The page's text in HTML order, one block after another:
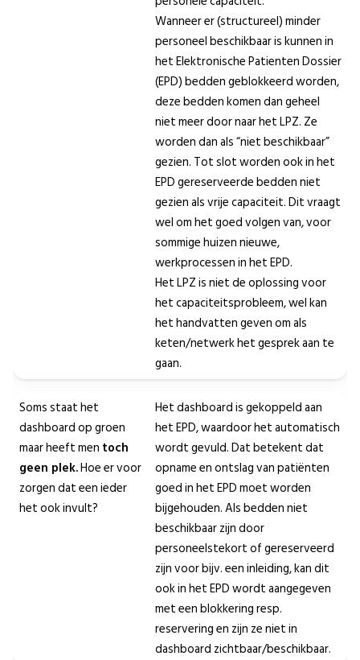
Wanneer er (structureel) minder
personeel beschikbaar is kunnen in
het Elektronische Patienten Dossier
(EPD) bedden geblokkeerd worden,
deze bedden komen dan geheel
niet meer door naar het LPZ. Ze
worden dan als “niet beschikbaar”
gezien. Tot slot worden ook in het
EPD gereserveerde bedden niet
gezien als vrije capaciteit. Dit vraagt
wel om het goed volgen van, voor
sommige huizen nieuwe,
werkprocessen in het EPD.
Het LPZ is niet de oplossing voor
het capaciteitsprobleem, wel kan
het handvatten geven om als
keten/netwerk het gesprek aan te
gaan.
Soms staat het
dashboard op groen
maar heeft men toch
geen plek.Hoe er voor
zorgen dat een ieder
het ook invult?
Het dashboard is gekoppeld aan
het EPD, waardoor het automatisch
wordt gevuld. Dat betekent dat
opname en ontslag van patiënten
goed in het EPD moet worden
bijgehouden. Als bedden niet
beschikbaar zijn door
personeelstekort of gereserveerd
zijn voor bijv. een inleiding, kan dit
ook in het EPD wordt aangegeven
met een blokkering resp.
reservering en zijn ze niet in
dashboard zichtbaar/beschikbaar.